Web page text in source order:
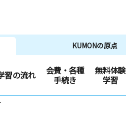
KUMONの原点
習の流れ
会費・各種
手続き
無料体験
学習